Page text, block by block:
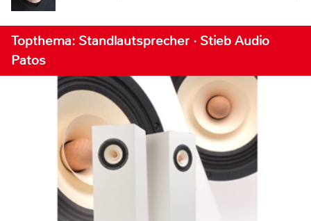
Topthema: Standlautsprecher · Stieb Audio
Patos